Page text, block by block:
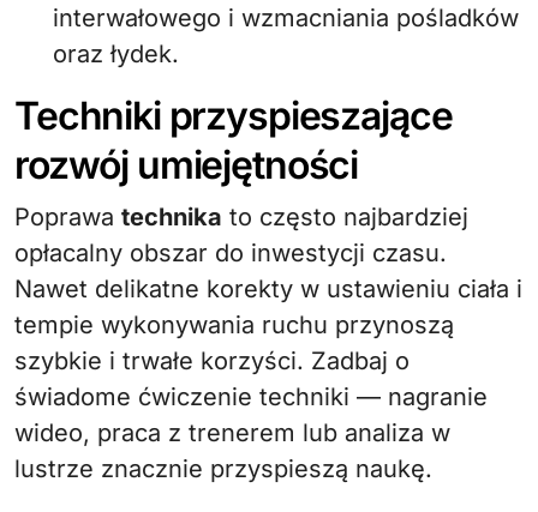
interwałowego i wzmacniania pośladków
oraz łydek.
Techniki przyspieszające
rozwój umiejętności
Poprawa technika to często najbardziej
opłacalny obszar do inwestycji czasu.
Nawet delikatne korekty w ustawieniu ciała i
tempie wykonywania ruchu przynoszą
szybkie i trwałe korzyści. Zadbaj o
świadome ćwiczenie techniki — nagranie
wideo, praca z trenerem lub analiza w
lustrze znacznie przyspieszą naukę.